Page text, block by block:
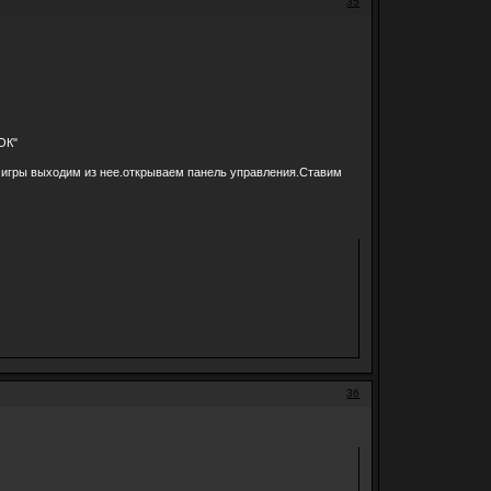
выходим из нее.открываем панель управления.Ставим
36